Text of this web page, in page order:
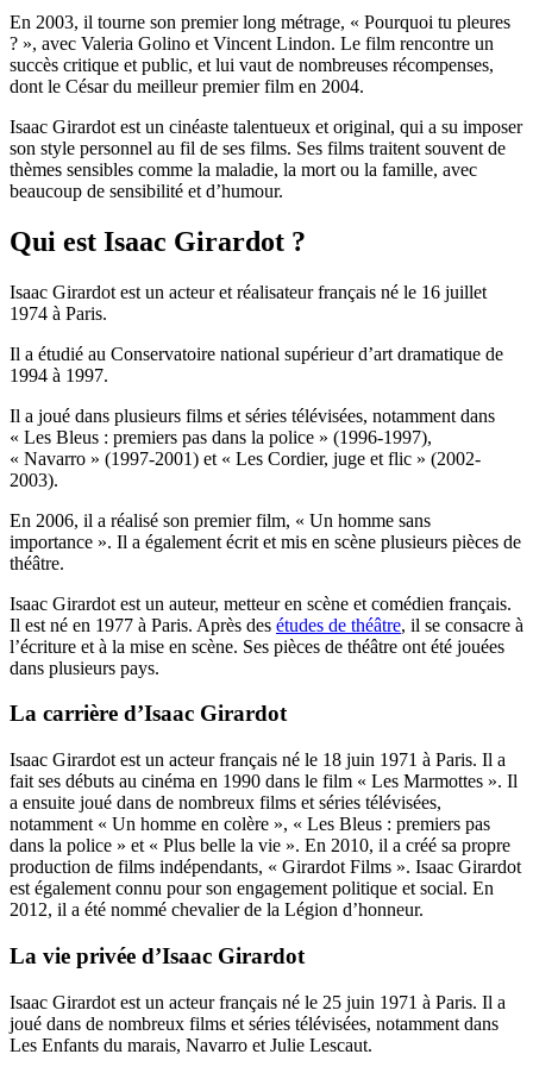
En 2003, il tourne son premier long métrage, « Pourquoi tu pleures
? », avec Valeria Golino et Vincent Lindon. Le film rencontre un
succès critique et public, et lui vaut de nombreuses récompenses,
dont le César du meilleur premier film en 2004.
Isaac Girardot est un cinéaste talentueux et original, qui a su imposer
son style personnel au fil de ses films. Ses films traitent souvent de
thèmes sensibles comme la maladie, la mort ou la famille, avec
beaucoup de sensibilité et d’humour.
Qui est Isaac Girardot ?
Isaac Girardot est un acteur et réalisateur français né le 16 juillet
1974 à Paris.
Il a étudié au Conservatoire national supérieur d’art dramatique de
1994 à 1997.
Il a joué dans plusieurs films et séries télévisées, notamment dans
« Les Bleus : premiers pas dans la police » (1996-1997),
« Navarro » (1997-2001) et « Les Cordier, juge et flic » (2002-
2003).
En 2006, il a réalisé son premier film, « Un homme sans
importance ». Il a également écrit et mis en scène plusieurs pièces de
théâtre.
Isaac Girardot est un auteur, metteur en scène et comédien français.
Il est né en 1977 à Paris. Après des études de théâtre, il se consacre à
l’écriture et à la mise en scène. Ses pièces de théâtre ont été jouées
dans plusieurs pays.
La carrière d’Isaac Girardot
Isaac Girardot est un acteur français né le 18 juin 1971 à Paris. Il a
fait ses débuts au cinéma en 1990 dans le film « Les Marmottes ». Il
a ensuite joué dans de nombreux films et séries télévisées,
notamment « Un homme en colère », « Les Bleus : premiers pas
dans la police » et « Plus belle la vie ». En 2010, il a créé sa propre
production de films indépendants, « Girardot Films ». Isaac Girardot
est également connu pour son engagement politique et social. En
2012, il a été nommé chevalier de la Légion d’honneur.
La vie privée d’Isaac Girardot
Isaac Girardot est un acteur français né le 25 juin 1971 à Paris. Il a
joué dans de nombreux films et séries télévisées, notamment dans
Les Enfants du marais, Navarro et Julie Lescaut.